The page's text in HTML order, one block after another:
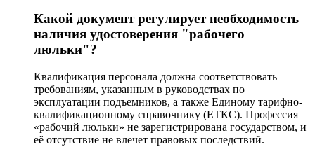
Какой документ регулирует необходимость
наличия удостоверения "рабочего
люльки"?
Квалификация персонала должна соответствовать
требованиям, указанным в руководствах по
эксплуатации подъемников, а также Единому тарифно-
квалификационному справочнику (ЕТКС). Профессия
«рабочий люльки» не зарегистрирована государством, и
её отсутствие не влечет правовых последствий.